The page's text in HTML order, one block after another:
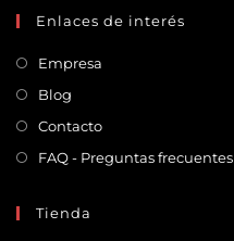
Enlaces de interés
Empresa
Blog
Contacto
FAQ - Preguntas frecuentes
Tienda